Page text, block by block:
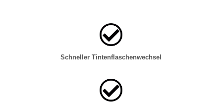
Schneller Tintenflaschenwechsel